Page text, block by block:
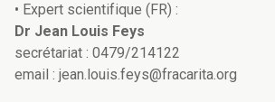
• Expert scientifique (FR) :
Dr Jean Louis Feys
secrétariat : 0479/214122
email : jean.louis.feys@fracarita.org